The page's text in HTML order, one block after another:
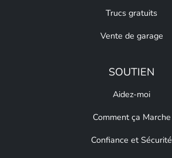
Trucs gratuits
Vente de garage
SOUTIEN
Aidez-moi
Comment ça Marche
Confiance et Sécurité